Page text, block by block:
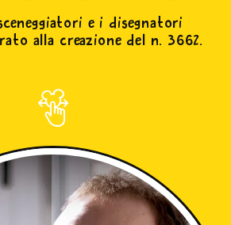
e i disegnatori
alla creazione del n. 3662.